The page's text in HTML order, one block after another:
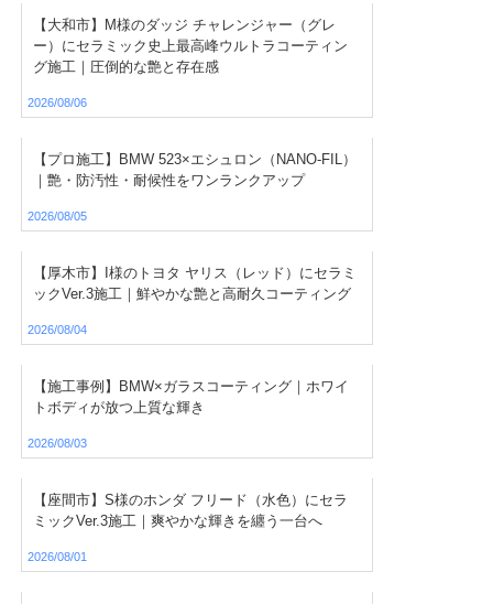
【大和市】M様のダッジ チャレンジャー（グレ
ー）にセラミック史上最高峰ウルトラコーティン
グ施工｜圧倒的な艶と存在感
2026/08/06
【プロ施工】BMW 523×エシュロン（NANO-FIL）
｜艶・防汚性・耐候性をワンランクアップ
2026/08/05
【厚木市】I様のトヨタ ヤリス（レッド）にセラミ
ックVer.3施工｜鮮やかな艶と高耐久コーティング
2026/08/04
【施工事例】BMW×ガラスコーティング｜ホワイ
トボディが放つ上質な輝き
2026/08/03
【座間市】S様のホンダ フリード（水色）にセラ
ミックVer.3施工｜爽やかな輝きを纏う一台へ
2026/08/01